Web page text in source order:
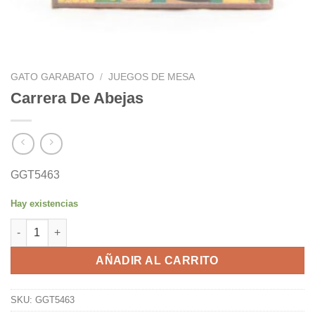
GATO GARABATO / JUEGOS DE MESA
Carrera De Abejas
GGT5463
Hay existencias
Carrera De Abejas cantidad
AÑADIR AL CARRITO
SKU: GGT5463